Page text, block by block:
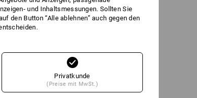
und Inhaltsmessungen. Sollten Sie
den Button “Alle ablehnen” auch gegen den
Privatkunde
(Preise mit MwSt.)